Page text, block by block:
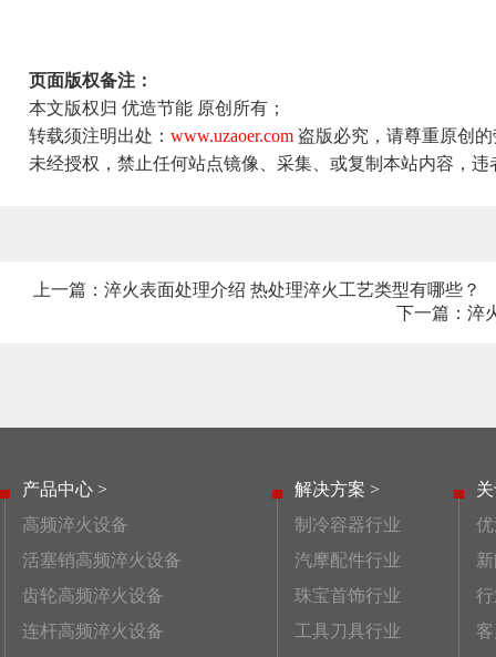
页面版权备注：
本文版权归 优造节能 原创所有；
转载须注明出处： www.uzaoer.com 盗版必究，请尊重原创
未经授权，禁止任何站点镜像、采集、或复制本站内容，
上一篇： 淬火表面处理介绍 热处理淬火工艺类型有哪些？
下一篇： 淬
产品中心 >
高频淬火设备
活塞销高频淬火设备
齿轮高频淬火设备
连杆高频淬火设备
解决方案 >
制冷容器行业
汽摩配件行业
珠宝首饰行业
工具刀具行业